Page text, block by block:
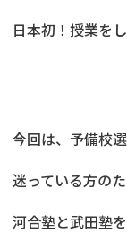
日本初！授業をし
今回は、予備校
迷っている方のた
河合塾と武田塾